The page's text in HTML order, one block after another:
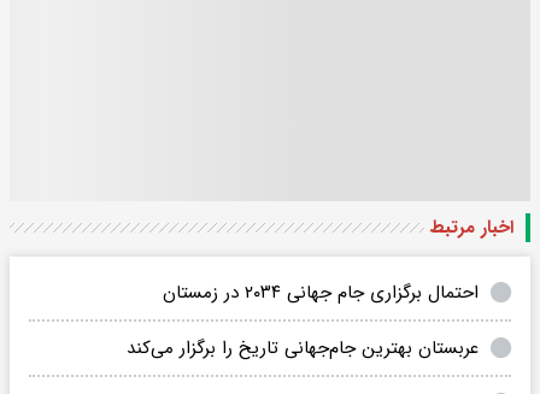
اخبار مرتبط
احتمال برگزاری جام جهانی ۲۰۳۴ در زمستان
عربستان بهترین جام‌جهانی تاریخ را برگزار می‌کند